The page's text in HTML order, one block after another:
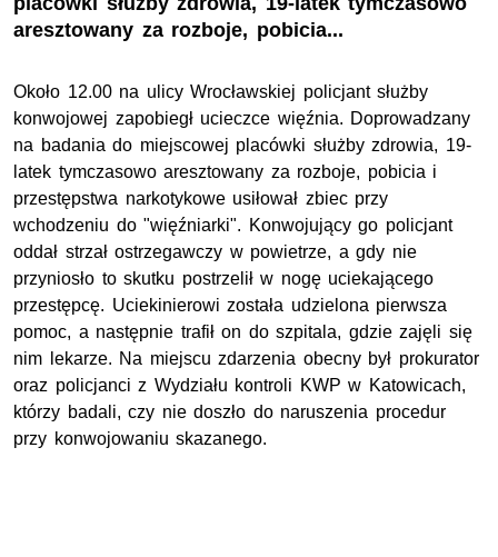
aresztowany za rozboje, pobicia...
Około 12.00 na ulicy Wrocławskiej policjant służby
konwojowej zapobiegł ucieczce więźnia. Doprowadzany
na badania do miejscowej placówki służby zdrowia, 19-
latek tymczasowo aresztowany za rozboje, pobicia i
przestępstwa narkotykowe usiłował zbiec przy
wchodzeniu do "więźniarki". Konwojujący go policjant
oddał strzał ostrzegawczy w powietrze, a gdy nie
przyniosło to skutku postrzelił w nogę uciekającego
przestępcę. Uciekinierowi została udzielona pierwsza
pomoc, a następnie trafił on do szpitala, gdzie zajęli się
nim lekarze. Na miejscu zdarzenia obecny był prokurator
oraz policjanci z Wydziału kontroli KWP w Katowicach,
którzy badali, czy nie doszło do naruszenia procedur
przy konwojowaniu skazanego.